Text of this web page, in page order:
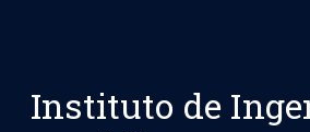
Instituto de